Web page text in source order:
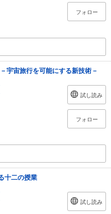
フォロー
宇宙旅行を可能にする新技術－
試し読み
フォロー
十二の授業
試し読み